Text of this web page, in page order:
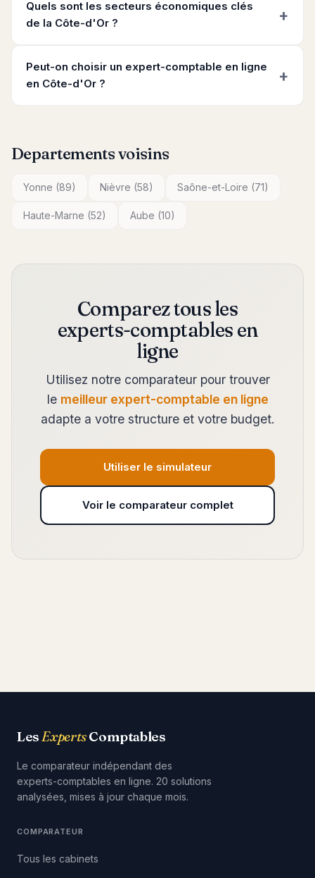
Quels sont les secteurs économiques clés
de la Côte-d'Or ?
Peut-on choisir un expert-comptable en ligne
en Côte-d'Or ?
Departements voisins
Yonne (89) Nièvre (58) Saône-et-Loire (71)
Haute-Marne (52) Aube (10)
Comparez tous les
experts-comptables en
ligne
Utilisez notre comparateur pour trouver
le meilleur expert-comptable en ligne
adapte a votre structure et votre budget.
Utiliser le simulateur
Voir le comparateur complet
LesExpertsComptables
Le comparateur indépendant des
experts-comptables en ligne. 20 solutions
analysées, mises à jour chaque mois.
COMPARATEUR
Tous les cabinets